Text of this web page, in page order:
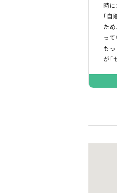
時
｢自
た
っ
も
が｢